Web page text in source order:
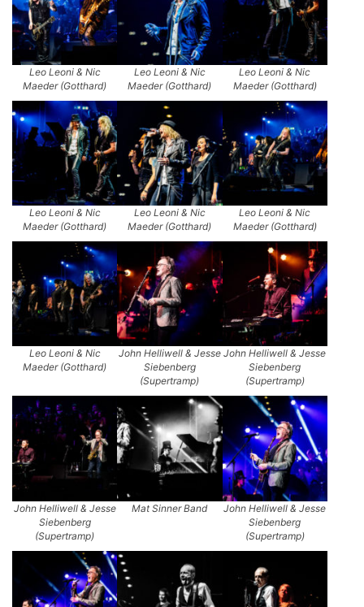
Leo Leoni & Nic
Maeder (Gotthard)
Leo Leoni & Nic
Maeder (Gotthard)
Leo Leoni & Nic
Maeder (Gotthard)
Leo Leoni & Nic
Maeder (Gotthard)
Leo Leoni & Nic
Maeder (Gotthard)
Leo Leoni & Nic
Maeder (Gotthard)
Leo Leoni & Nic
Maeder (Gotthard)
John Helliwell & Jesse
Siebenberg
(Supertramp)
John Helliwell & Jesse
Siebenberg
(Supertramp)
John Helliwell & Jesse
Siebenberg
(Supertramp)
Mat Sinner Band
John Helliwell & Jesse
Siebenberg
(Supertramp)